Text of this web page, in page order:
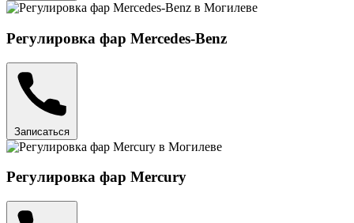
Регулировка фар Mercedes-Benz
Записаться
Регулировка фар Mercury